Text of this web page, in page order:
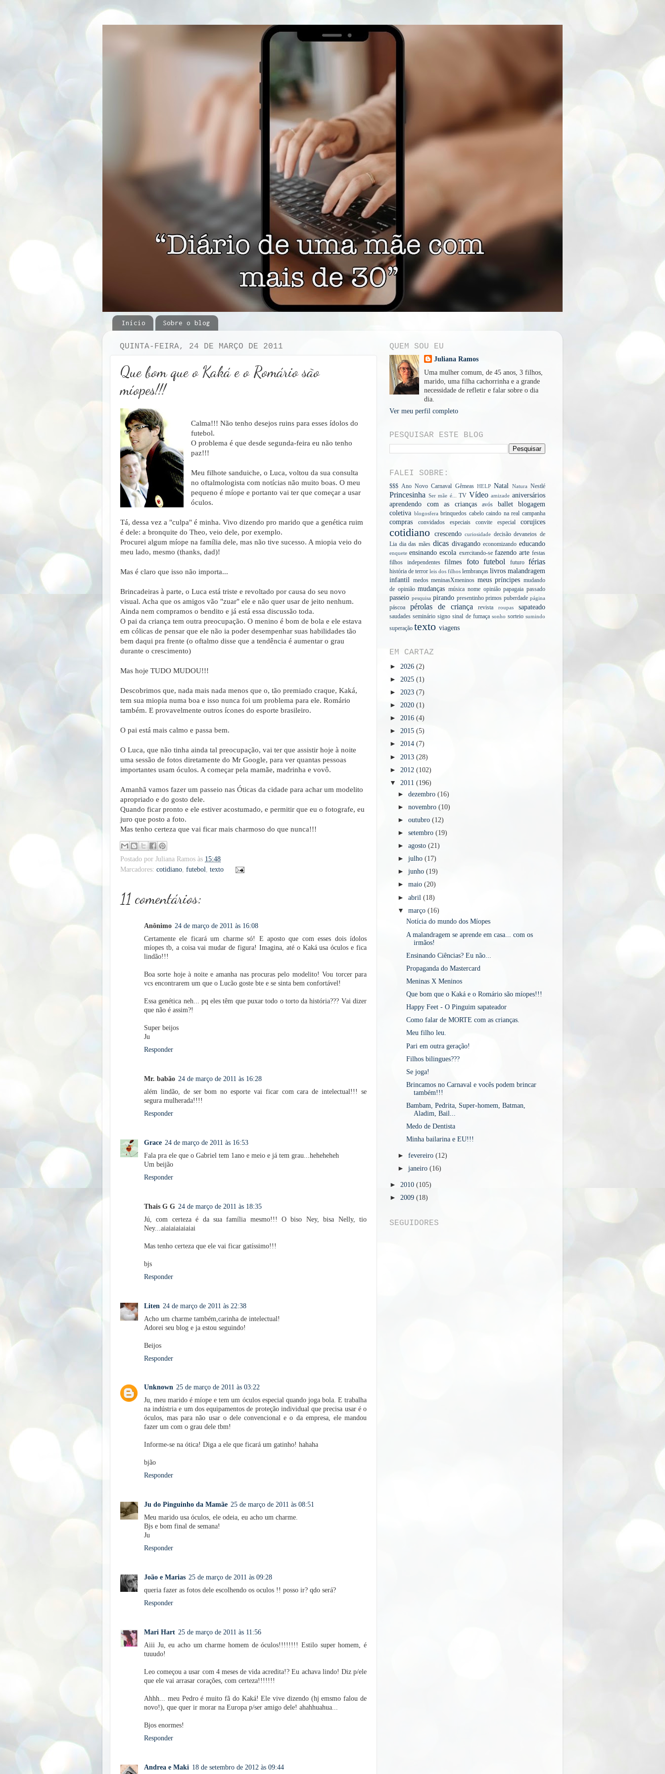
Início Sobre o blog
QUINTA-FEIRA, 24 DE MARÇO DE 2011
Que bom que o Kaká e o Romário são
míopes!!!
Calma!!! Não tenho desejos ruins para esses ídolos do
futebol.
O problema é que desde segunda-feira eu não tenho
paz!!!
Meu filhote sanduiche, o Luca, voltou da sua consulta
no oftalmologista com notícias não muito boas. O meu
pequeno é míope e portanto vai ter que começar a usar
óculos.
Tá, dessa vez a "culpa" é minha. Vivo dizendo pro marido que a genética ruim
é dele: a bronquite do Theo, veio dele, por exemplo.
Procurei algum míope na família dele, mas não tive sucesso. A miopia veio do
meu lado, mesmo (thanks, dad)!
Mas é claro que isso não importa...
Brincadeiras à parte, o Luca está triste e revoltado por causa do seu novo
visual. Acha que os amigos vão "zuar" ele e não quer usar de jeito nenhum.
Ainda nem compramos o bendito e já está essa discussão toda.
O pai da criança tem outra preocupação. O menino é bom de bola e ele estava
em cólicas de pensar que ele não ia poder desempenhar suas habilidades tão
bem daqui pra frente (o oftalmo disse que a tendência é aumentar o grau
durante o crescimento)
Mas hoje TUDO MUDOU!!!
Descobrimos que, nada mais nada menos que o, tão premiado craque, Kaká,
tem sua miopia numa boa e isso nunca foi um problema para ele. Romário
também. E provavelmente outros ícones do esporte brasileiro.
O pai está mais calmo e passa bem.
O Luca, que não tinha ainda tal preocupação, vai ter que assistir hoje à noite
uma sessão de fotos diretamente do Mr Google, para ver quantas pessoas
importantes usam óculos. A começar pela mamãe, madrinha e vovô.
Amanhã vamos fazer um passeio nas Óticas da cidade para achar um modelito
apropriado e do gosto dele.
Quando ficar pronto e ele estiver acostumado, e permitir que eu o fotografe, eu
juro que posto a foto.
Mas tenho certeza que vai ficar mais charmoso do que nunca!!!
Postado por Juliana Ramos às 15:48
Marcadores: cotidiano futebol texto
11 comentários:
Anônimo 24 de março de 2011 às 16:08
Certamente ele ficará um charme só! E aposto que com esses dois ídolos
míopes tb, a coisa vai mudar de figura! Imagina, até o Kaká usa óculos e fica
lindão!!!
Boa sorte hoje à noite e amanha nas procuras pelo modelito! Vou torcer para
vcs encontrarem um que o Lucão goste bte e se sinta bem confortável!
Essa genética neh... pq eles têm que puxar todo o torto da história??? Vai dizer
que não é assim?!
Super beijos
Ju
Responder
Mr. babão 24 de março de 2011 às 16:28
além lindão, de ser bom no esporte vai ficar com cara de intelectual!!! se
segura mulherada!!!!
Responder
Grace 24 de março de 2011 às 16:53
Fala pra ele que o Gabriel tem 1ano e meio e já tem grau...heheheheh
Um beijão
Responder
Thais G G 24 de março de 2011 às 18:35
Jú, com certeza é da sua família mesmo!!! O biso Ney, bisa Nelly, tio
Ney...aiaiaiaiaiaiai
Mas tenho certeza que ele vai ficar gatíssimo!!!
bjs
Responder
Liten 24 de março de 2011 às 22:38
Acho um charme também,carinha de intelectual!
Adorei seu blog e ja estou seguindo!
Beijos
Responder
Unknown 25 de março de 2011 às 03:22
Ju, meu marido é míope e tem um óculos especial quando joga bola. E trabalha
na indústria e um dos equipamentos de proteção individual que precisa usar é o
óculos, mas para não usar o dele convencional e o da empresa, ele mandou
fazer um com o grau dele tbm!
Informe-se na ótica! Diga a ele que ficará um gatinho! hahaha
bjão
Responder
Ju do Pinguinho da Mamãe 25 de março de 2011 às 08:51
Meu marido usa óculos, ele odeia, eu acho um charme.
Bjs e bom final de semana!
Ju
Responder
João e Marias 25 de março de 2011 às 09:28
queria fazer as fotos dele escolhendo os oculos !! posso ir? qdo será?
Responder
Mari Hart 25 de março de 2011 às 11:56
Aiii Ju, eu acho um charme homem de óculos!!!!!!!! Estilo super homem, é
tuuudo!
Leo começou a usar com 4 meses de vida acredita!? Eu achava lindo! Diz p/ele
que ele vai arrasar corações, com certeza!!!!!!!
Ahhh... meu Pedro é muito fã do Kaká! Ele vive dizendo (hj emsmo falou de
novo!), que quer ir morar na Europa p/ser amigo dele! ahahhuahua...
Bjos enormes!
Responder
Andrea e Maki 18 de setembro de 2012 às 09:44
QUEM SOU EU
Juliana Ramos
Uma mulher comum, de 45 anos, 3 filhos,
marido, uma filha cachorrinha e a grande
necessidade de refletir e falar sobre o dia
dia.
Ver meu perfil completo
PESQUISAR ESTE BLOG
FALEI SOBRE:
$$$ Ano Novo Carnaval Gêmeas HELP Natal Natura Nestlé
Princesinha Ser mãe é... TV Vídeo amizade aniversários
aprendendo com as crianças
avós ballet
blogagem
coletiva blogosfera brinquedos cabelo caindo na real campanha
compras convidados especiais convite especial corujices
cotidiano crescendo curiosidade decisão devaneios de
Lia dia das mães dicas divagando economizando educando
enquete ensinando escola exercitando-se fazendo arte festas
filhos independentes
filmes foto futebol futuro férias
história de terror leis dos filhos lembranças livros malandragem
infantil medos meninasXmeninos meus príncipes mudando
de opinião mudanças música nome opinião papagaia passado
passeio pesquisa pirando presentinho primos puberdade página
páscoa pérolas de criança revista roupas sapateado
saudades seminário signo sinal de fumaça sonho sorteio sumindo
superação texto viagens
EM CARTAZ
► 2026 (2)
► 2025 (1)
► 2023 (7)
► 2020 (1)
► 2016 (4)
► 2015 (5)
► 2014 (7)
► 2013 (28)
► 2012 (102)
▼ 2011 (196)
►dezembro(16)
►novembro(10)
►outubro(12)
►setembro(19)
►agosto(21)
►julho(17)
►junho(19)
►maio(20)
►abril(18)
▼março(16)
Notícia do mundo dos Míopes
A malandragem se aprende em casa... com os
irmãos!
Ensinando Ciências? Eu não...
Propaganda do Mastercard
Meninas X Meninos
Que bom que o Kaká e o Romário são míopes!!!
Happy Feet - O Pinguim sapateador
Como falar de MORTE com as crianças.
Meu filho leu.
Pari em outra geração!
Filhos bilingues???
Se joga!
Brincamos no Carnaval e vocês podem brincar
também!!!
Bambam, Pedrita, Super-homem, Batman,
Aladim, Bail...
Medo de Dentista
Minha bailarina e EU!!!
►fevereiro(12)
►janeiro(16)
► 2010 (105)
► 2009 (18)
SEGUIDORES